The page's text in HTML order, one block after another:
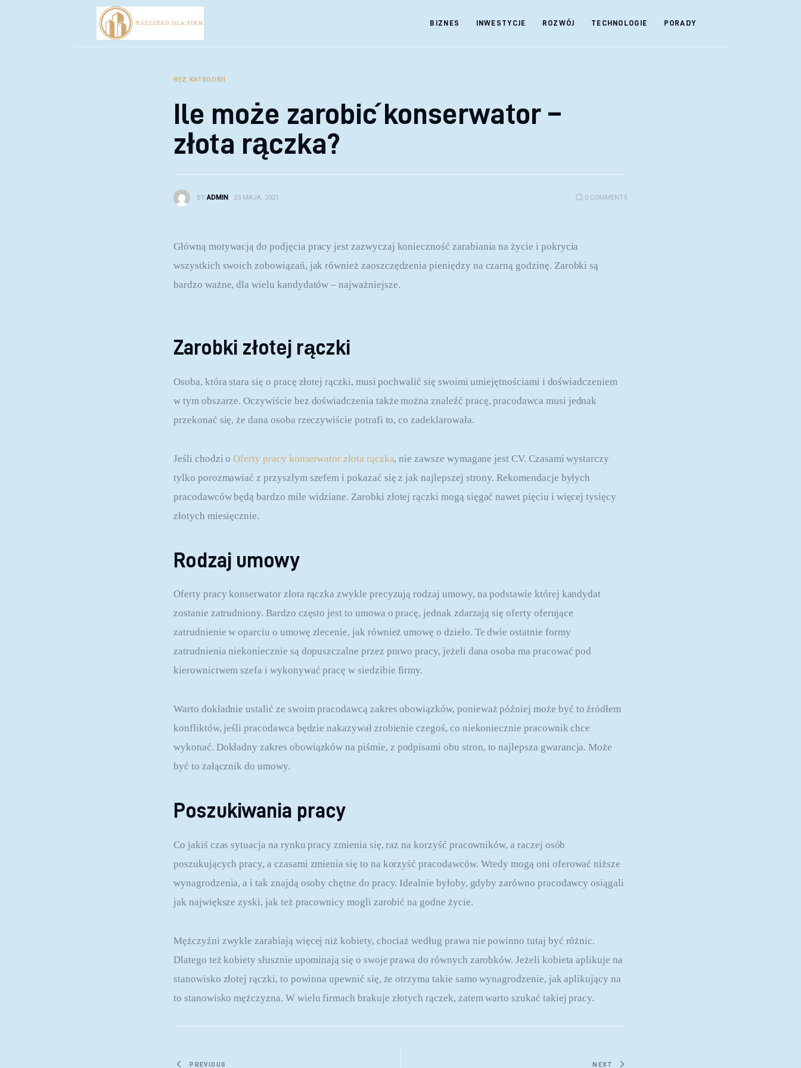
BIZNES INWESTYCJE ROZWÓJ TECHNOLOGIE PORADY
BEZ KATEGORII
Ile może zarobić konserwator –
złota rączka?
BY ADMIN 23 MAJA, 2021 0 COMMENTS
Główną motywacją do podjęcia pracy jest zazwyczaj konieczność zarabiania na życie i pokrycia
wszystkich swoich zobowiązań, jak również zaoszczędzenia pieniędzy na czarną godzinę. Zarobki są
bardzo ważne, dla wielu kandydatów – najważniejsze.
Zarobki złotej rączki
Osoba, która stara się o pracę złotej rączki, musi pochwalić się swoimi umiejętnościami i doświadczeniem
w tym obszarze. Oczywiście bez doświadczenia także można znaleźć pracę, pracodawca musi jednak
przekonać się, że dana osoba rzeczywiście potrafi to, co zadeklarowała.
Jeśli chodzi o Oferty pracy konserwator złota rączka, nie zawsze wymagane jest CV. Czasami wystarczy
tylko porozmawiać z przyszłym szefem i pokazać się z jak najlepszej strony. Rekomendacje byłych
pracodawców będą bardzo mile widziane. Zarobki złotej rączki mogą sięgać nawet pięciu i więcej tysięcy
złotych miesięcznie.
Rodzaj umowy
Oferty pracy konserwator złota rączka zwykle precyzują rodzaj umowy, na podstawie której kandydat
zostanie zatrudniony. Bardzo często jest to umowa o pracę, jednak zdarzają się oferty oferujące
zatrudnienie w oparciu o umowę zlecenie, jak również umowę o dzieło. Te dwie ostatnie formy
zatrudnienia niekoniecznie są dopuszczalne przez prawo pracy, jeżeli dana osoba ma pracować pod
kierownictwem szefa i wykonywać pracę w siedzibie firmy.
Warto dokładnie ustalić ze swoim pracodawcą zakres obowiązków, ponieważ później może być to źródłem
konfliktów, jeśli pracodawca będzie nakazywał zrobienie czegoś, co niekoniecznie pracownik chce
wykonać. Dokładny zakres obowiązków na piśmie, z podpisami obu stron, to najlepsza gwarancja. Może
być to załącznik do umowy.
Poszukiwania pracy
Co jakiś czas sytuacja na rynku pracy zmienia się, raz na korzyść pracowników, a raczej osób
poszukujących pracy, a czasami zmienia się to na korzyść pracodawców. Wtedy mogą oni oferować niższe
wynagrodzenia, a i tak znajdą osoby chętne do pracy. Idealnie byłoby, gdyby zarówno pracodawcy osiągali
jak największe zyski, jak też pracownicy mogli zarobić na godne życie.
Mężczyźni zwykle zarabiają więcej niż kobiety, chociaż według prawa nie powinno tutaj być różnic.
Dlatego też kobiety słusznie upominają się o swoje prawa do równych zarobków. Jeżeli kobieta aplikuje na
stanowisko złotej rączki, to powinna upewnić się, że otrzyma takie samo wynagrodzenie, jak aplikujący na
to stanowisko mężczyzna. W wielu firmach brakuje złotych rączek, zatem warto szukać takiej pracy.
PREVIOUS NEXT